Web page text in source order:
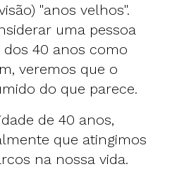
"anos velhos".
uma pessoa
40 anos como
veremos que o
do que parece.
de 40 anos,
que atingimos
na nossa vida.